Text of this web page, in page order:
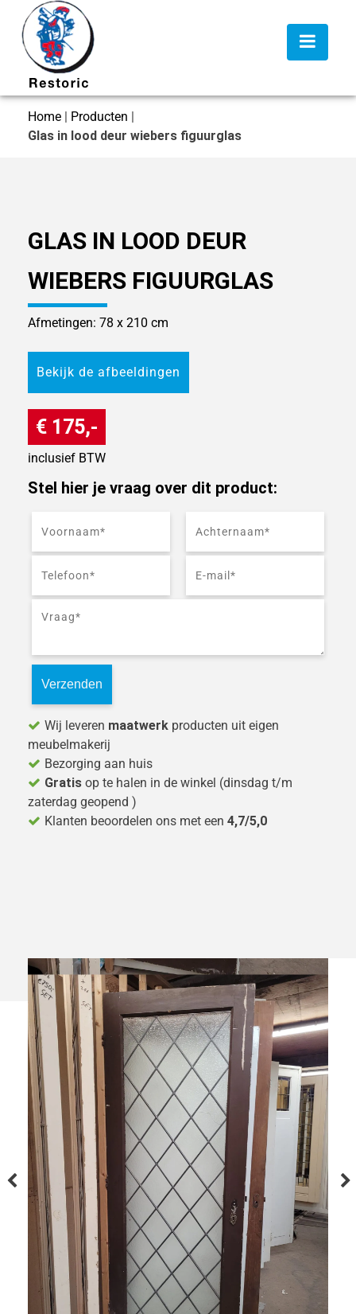
Home | Producten |
Glas in lood deur wiebers figuurglas
GLAS IN LOOD DEUR
WIEBERS FIGUURGLAS
Afmetingen: 78 x 210 cm
Bekijk de afbeeldingen
€ 175,-
inclusief BTW
Stel hier je vraag over dit product:
Wij leveren maatwerk producten uit eigen
meubelmakerij
Bezorging aan huis
Gratis op te halen in de winkel (dinsdag t/m
zaterdag geopend )
Klanten beoordelen ons met een 4,7/5,0